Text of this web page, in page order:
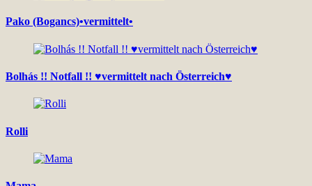
Pako (Bogancs)•vermittelt•
Bolhás !! Notfall !! ♥vermittelt nach Österreich♥
Rolli